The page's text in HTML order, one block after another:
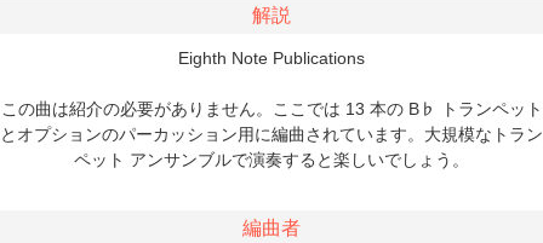
解説
Eighth Note Publications
この曲は紹介の必要がありません。ここでは 13 本の B♭ トランペット
とオプションのパーカッション用に編曲されています。大規模なトラン
ペット アンサンブルで演奏すると楽しいでしょう。
編曲者